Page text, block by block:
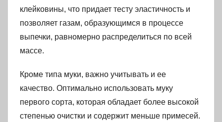
клейковины, что придает тесту эластичность и
позволяет газам, образующимся в процессе
выпечки, равномерно распределиться по всей
массе.
Кроме типа муки, важно учитывать и ее
качество. Оптимально использовать муку
первого сорта, которая обладает более высокой
степенью очистки и содержит меньше примесей.